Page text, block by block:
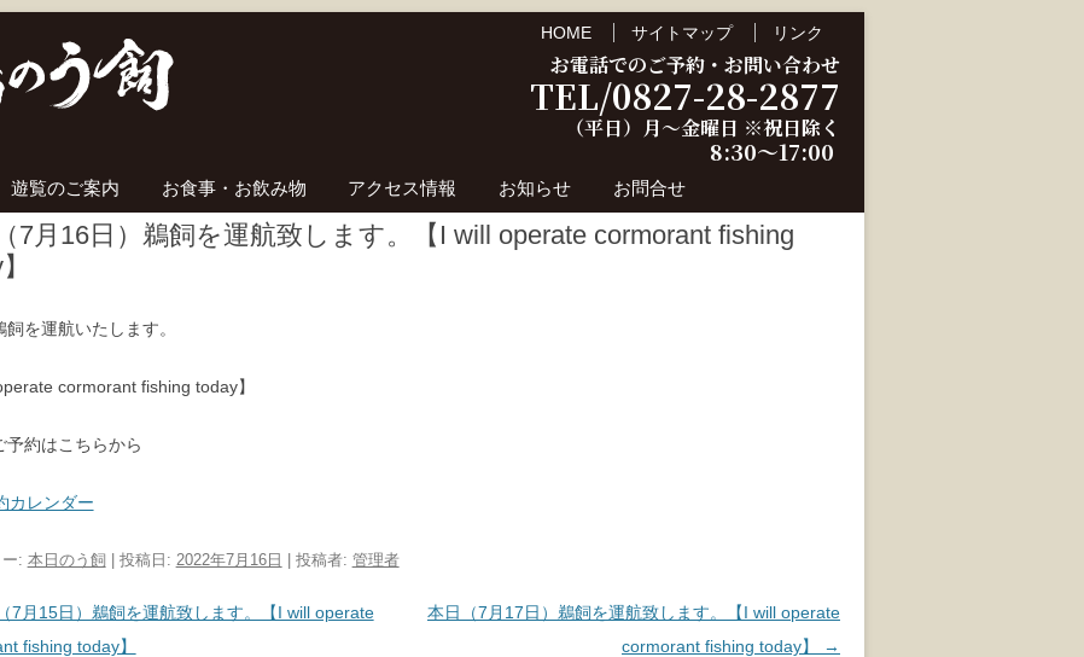
HOME サイトマップ リンク
お電話でのご予約・お問い合わせ
TEL/0827-28-2877
（平日）月～金曜日 ※祝日除く
8:30～17:00
遊覧のご案内 お食事・お飲み物 アクセス情報 お知らせ お問合せ
7月16日）鵜飼を運航致します。【I will operate cormorant fishing
飼を運航いたします。
cormorant fishing today】
予約はこちらから
カレンダー
: 本日のう飼 | 投稿日: 2022年7月16日 投稿者: 管理者
ゲーション
7月15日）鵜飼を運航致します。【I will operate
fishing today】
本日（7月17日）鵜飼を運航致します。【I will operate
cormorant fishing today】
→